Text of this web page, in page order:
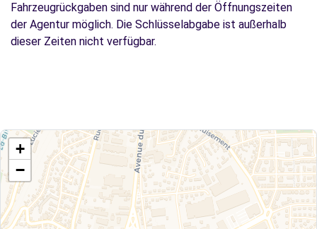
Fahrzeugrückgaben sind nur während der Öffnungszeiten
der Agentur möglich. Die Schlüsselabgabe ist außerhalb
dieser Zeiten nicht verfügbar.
+
−